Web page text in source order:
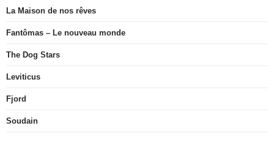
La Maison de nos rêves
Fantômas – Le nouveau monde
The Dog Stars
Leviticus
Fjord
Soudain